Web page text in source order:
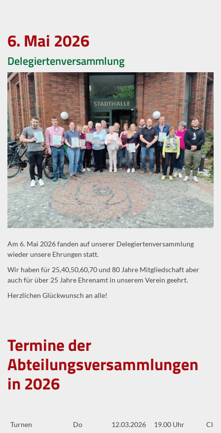
6. Mai 2026
Delegiertenversammlung
Am 6. Mai 2026 fanden auf unserer Delegiertenversammlung
wieder unsere Ehrungen statt.
Wir haben für 25,40,50,60,70 und 80 Jahre Mitgliedschaft aber
auch für über 25 Jahre Ehrenamt in unserem Verein geehrt.
Herzlichen Glückwunsch an alle!
Termine der
Abteilungsversammlungen
in 2026
Turnen Do 12.03.2026 19.00 Uhr